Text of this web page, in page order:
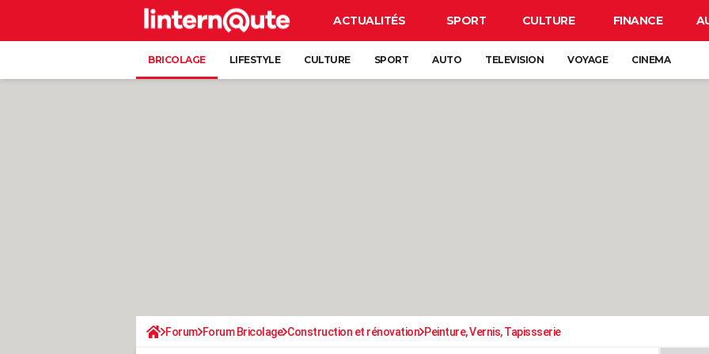
ACTUALITÉS SPORT CULTURE FINANCE
BRICOLAGE LIFESTYLE CULTURE SPORT AUTO TELEVISION VOYAGE CINEMA
Forum Forum Bricolage Construction et rénovation Peinture, Vernis, Tapissserie